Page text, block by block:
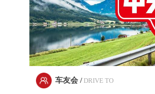
车友会 / DRIVE TO